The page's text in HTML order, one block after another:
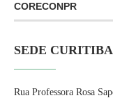
CORECONPR
SEDE CURITIBA
Rua Professora Rosa